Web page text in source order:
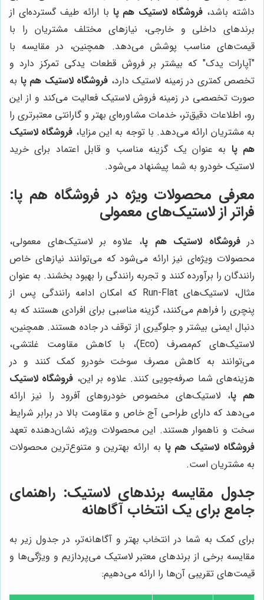
داشته باشد، فروشگاه لاستیک هم پا با ارائه طیف گسترده‌ای از
برندهای داخلی و خارجی، نیازهای مختلف مشتریان را با
قیمت‌های مناسب پوشش می‌دهد. همچنین، در مقایسه با
"آپارات یدک" که بیشتر بر فروش قطعات یدکی تمرکز دارد و
تخصص کمتری در زمینه لاستیک دارد، فروشگاه لاستیک هم پا به
صورت تخصصی در زمینه فروش لاستیک فعالیت می‌کند و از این
رو، اطلاعات دقیق‌تر، خدمات مشاوره‌ای بهتر و گارانتی معتبرتری را
به مشتریان ارائه می‌دهد. با توجه به این مزایا، فروشگاه لاستیک
هم پا به عنوان یک گزینه مناسب و قابل اعتماد برای خرید
لاستیک خودرو به شما پیشنهاد می‌شود.
معرفی محصولات ویژه در فروشگاه هم پا:
فراتر از لاستیک‌های معمولی
درفروشگاه لاستیک هم پا، علاوه بر لاستیک‌های معمولی،
محصولات ویژه‌ای نیز ارائه می‌شود که می‌توانند نیازهای خاص
رانندگان را برآورده کنند و تجربه رانندگی را بهبود بخشند. به عنوان
مثال، لاستیک‌های Run-Flat که امکان ادامه رانندگی پس از
پنچری را فراهم می‌کنند، گزینه مناسبی برای افرادی هستند که به
دنبال ایمنی بیشتر و جلوگیری از توقف در جاده هستند. همچنین،
لاستیک‌های کم‌مصرف (Eco)، با کاهش مقاومت غلتشی،
می‌توانند به کاهش مصرف سوخت خودرو کمک کنند و در
هزینه‌های شما صرفه‌جویی کنند. علاوه بر این، فروشگاه لاستیک
هم پا، لاستیک‌های مخصوص خودروهای آفرود را نیز ارائه
می‌دهد که دارای طراحی آج خاص و مقاومت بالا در برابر شرایط
سخت و ناهموار هستند. این محصولات ویژه، نشان‌دهنده تعهد
فروشگاه لاستیک هم پا به ارائه بهترین و متنوع‌ترین محصولات
به مشتریان است.
جدول مقایسه برندهای لاستیک: راهنمای
جامع برای یک انتخاب آگاهانه
برای کمک به شما در انتخاب بهتر و آگاهانه‌تر، در جدول زیر به
مقایسه برخی از برندهای معتبر لاستیک می‌پردازیم و ویژگی‌ها و
قیمت‌های تقریبی آن‌ها را ارائه می‌دهیم: